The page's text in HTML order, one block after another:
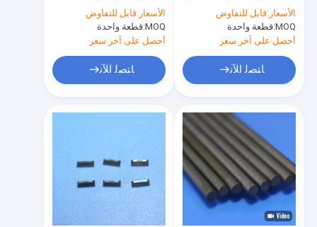
الصلابة العالية والتآكل
الأسعار:قابل للتفاوض
MOQ: قطعة واحدة
أحصل على آخر سعر
ﺎﺘﺼﻟ ﺍﻶﻧ
للتآكل لتطبيقات دقيقة
±0.002 مم
الأسعار:قابل للتفاوض
MOQ: قطعة واحدة
أحصل على آخر سعر
ﺎﺘﺼﻟ ﺍﻶﻧ